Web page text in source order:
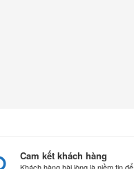
Cam kết khách hàng